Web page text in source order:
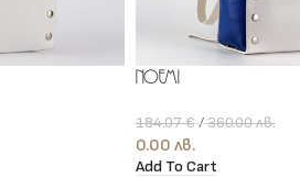
Noemi
184.07€/360.00лв.
0.00 лв.
Add To Cart